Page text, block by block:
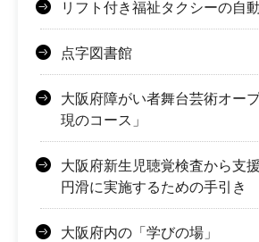
リフト付き福祉タクシーの自
点字図書館
大阪府障がい者舞台芸術オー
現のコース」
大阪府新生児聴覚検査から支
円滑に実施するための手引き
大阪府内の「学びの場」